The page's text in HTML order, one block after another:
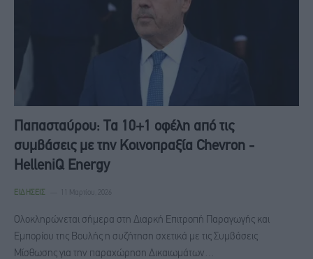
Παπασταύρου: Τα 10+1 οφέλη από τις
συμβάσεις με την Κοινοπραξία Chevron -
HelleniQ Energy
ΕΙΔΉΣΕΙΣ 11 Μαρτίου, 2026
Ολοκληρώνεται σήμερα στη Διαρκή Επιτροπή Παραγωγής και
Εμπορίου της Βουλής η συζήτηση σχετικά με τις Συμβάσεις
Μίσθωσης για την παραχώρηση Δικαιωμάτων…